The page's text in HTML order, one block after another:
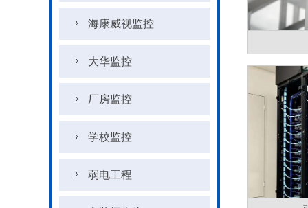
海康威视监控
大华监控
厂房监控
学校监控
弱电工程